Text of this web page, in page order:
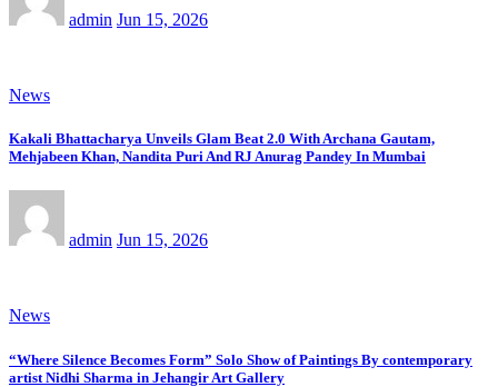
admin Jun 15, 2026
News
Kakali Bhattacharya Unveils Glam Beat 2.0 With Archana Gautam,
Mehjabeen Khan, Nandita Puri And RJ Anurag Pandey In Mumbai
admin Jun 15, 2026
News
“Where Silence Becomes Form” Solo Show of Paintings By contemporary
artist Nidhi Sharma in Jehangir Art Gallery